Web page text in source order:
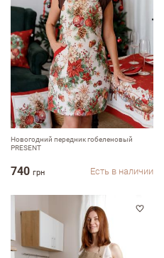
Новогодний передник гобеленовый
PRESENT
740 грн Есть в наличии